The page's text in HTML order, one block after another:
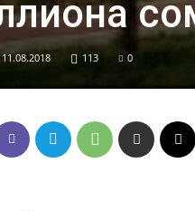
11.08.2018 113 0